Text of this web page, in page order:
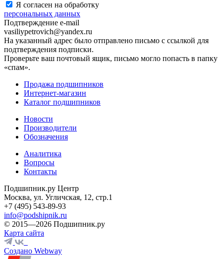
Я согласен на обработку
персональных данных
Подтверждение e-mail
vasiliypetrovich@yandex.ru
На указанный адрес было отправлено письмо с ссылкой для
подтверждения подписки.
Проверьте ваш почтовый ящик, письмо могло попасть в папку
«спам».
Продажа подшипников
Интернет-магазин
Каталог подшипников
Новости
Производители
Обозначения
Аналитика
Вопросы
Контакты
Подшипник.ру Центр
Москва, ул. Угличская, 12, стр.1
+7 (495) 543-89-93
info@podshipnik.ru
© 2015—2026 Подшипник.ру
Карта сайта
Создано Webway